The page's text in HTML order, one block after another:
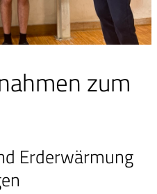
zum
Erderwärmung